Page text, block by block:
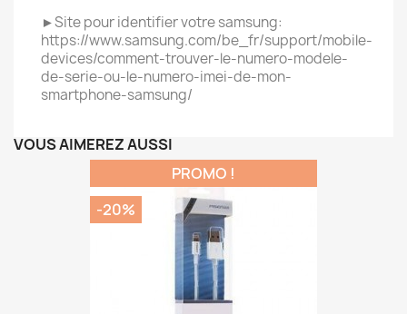
►Site pour identifier votre samsung:
https://www.samsung.com/be_fr/support/mobile-
devices/comment-trouver-le-numero-modele-
de-serie-ou-le-numero-imei-de-mon-
smartphone-samsung/
VOUS AIMEREZ AUSSI
PROMO !
-20%